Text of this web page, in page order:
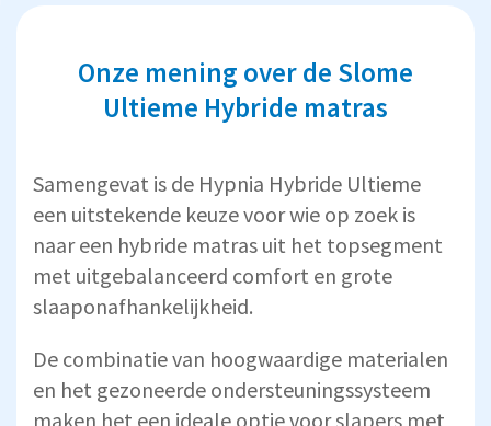
Onze mening over de Slome
Ultieme Hybride matras
Samengevat is de Hypnia Hybride Ultieme
een uitstekende keuze voor wie op zoek is
naar een hybride matras uit het topsegment
met uitgebalanceerd comfort en grote
slaaponafhankelijkheid.
De combinatie van hoogwaardige materialen
en het gezoneerde ondersteuningssysteem
maken het een ideale optie voor slapers met